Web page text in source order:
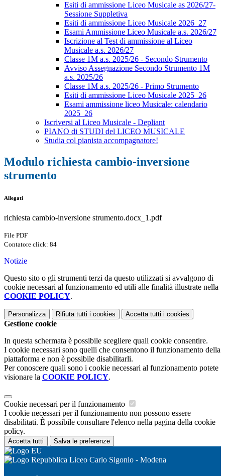
Esiti di ammissione Liceo Musicale as 2026/27-
Sessione Suppletiva
Esiti di ammissione Liceo Musicale 2026_27
Esami Ammissione Liceo Musicale a.s. 2026/27
Iscrizione al Test di ammissione al Liceo
Musicale a.s. 2026/27
Classe 1M a.s. 2025/26 - Secondo Strumento
Avviso Assegnazione Secondo Strumento 1M
a.s. 2025/26
Classe 1M a.s. 2025/26 - Primo Strumento
Esiti di ammissione Liceo Musicale 2025_26
Esami ammissione liceo Musicale: calendario
2025_26
Iscriversi al Liceo Musicale - Depliant
PIANO di STUDI del LICEO MUSICALE
Studia col pianista accompagnatore!
Modulo richiesta cambio-inversione
strumento
Allegati
richiesta cambio-inversione strumento.docx_1.pdf
File PDF
Contatore click: 84
Notizie
Questo sito o gli strumenti terzi da questo utilizzati si avvalgono di
cookie necessari al funzionamento ed utili alle finalità illustrate nella
COOKIE POLICY.
Personalizza Rifiuta tutti i cookies Accetta tutti i cookies
Gestione cookie
In questa schermata è possibile scegliere quali cookie consentire.
I cookie necessari sono quelli che consentono il funzionamento della
piattaforma e non è possibile disabilitarli.
Per conoscere quali sono i cookie necessari al funzionamento potete
visionare la COOKIE POLICY.
Cookie necessari per il funzionamento
I cookie necessari per il funzionamento non possono essere
disabilitati. È possibile consultare l'elenco nella pagina della cookie
policy.
Accetta tutti Salva le preferenze
Liceo Carlo Sigonio - Modena